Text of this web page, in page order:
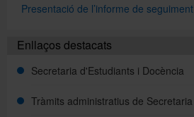
English
Presentació de l’informe de seguiment
Enllaços destacats
Secretaria d'Estudiants i Docència
Tràmits administratius de Secretaria